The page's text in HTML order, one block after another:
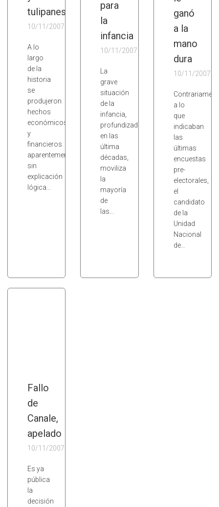
tulipanes
10/11/2007
A lo
largo
de la
historia
se
produjeron
hechos
económicos
y
financieros
aparentemente
sin
explicación
lógica…
para
la
infancia
10/11/2007
La
grave
situación
de la
infancia,
profundizada
en las
última
décadas,
moviliza
la
mayoría
de
las…
ganó
a la
mano
dura
10/11/2007
a lo
que
indicaban
las
últimas
encuestas
pre-
electorales,
el
candidato
de la
Unidad
Nacional
de…
Fallo
de
Canale,
apelado
10/11/2007
Es ya
pública
la
decisión